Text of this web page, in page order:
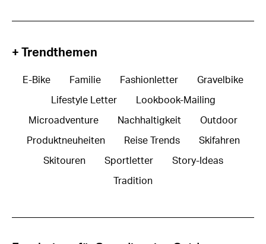
+ Trendthemen
E-Bike Familie Fashionletter Gravelbike
Lifestyle Letter Lookbook-Mailing
Microadventure Nachhaltigkeit Outdoor
Produktneuheiten Reise Trends Skifahren
Skitouren Sportletter Story-Ideas
Tradition